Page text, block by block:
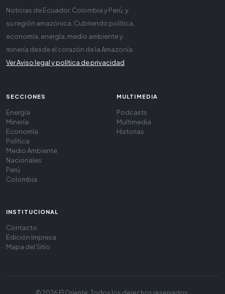
Noticias de Ecuador, Colombia y Perú, y
su región amazónica. Cubriendo política,
economía, energía, medio ambiente y
minería desde el corazón de la Amazonía
Ver Aviso legal y política de privacidad
SECCIONES
Energía
Minería
Economía
Política
Medio Ambiente
Nacionales
Perú
Colombia
MULTIMEDIA
Podcasts
Multimedia
Historias
INSTITUCIONAL
Contacto
Edición Impresa
Mapa del Sitio